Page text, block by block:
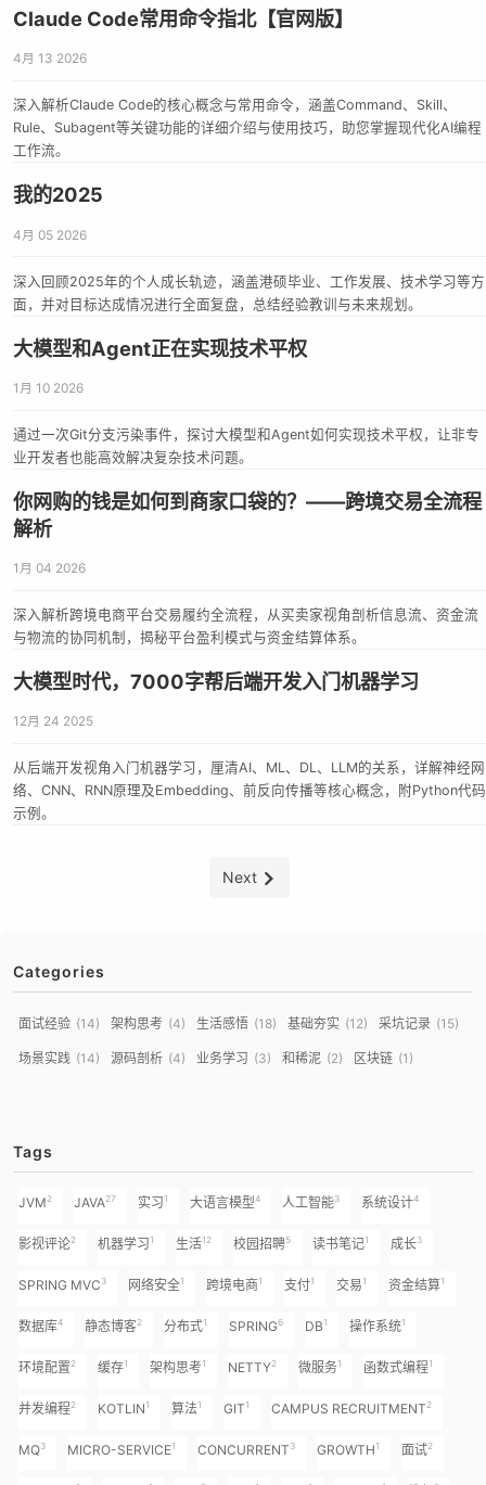
Claude Code常用命令指北【官网版】
4月 13 2026
深入解析Claude Code的核心概念与常用命令，涵盖Command、Skill、
Rule、Subagent等关键功能的详细介绍与使用技巧，助您掌握现代化AI编程
工作流。
我的2025
4月 05 2026
深入回顾2025年的个人成长轨迹，涵盖港硕毕业、工作发展、技术学习等方
面，并对目标达成情况进行全面复盘，总结经验教训与未来规划。
大模型和Agent正在实现技术平权
1月 10 2026
通过一次Git分支污染事件，探讨大模型和Agent如何实现技术平权，让非专
业开发者也能高效解决复杂技术问题。
你网购的钱是如何到商家口袋的？——跨境交易全流程
解析
1月 04 2026
深入解析跨境电商平台交易履约全流程，从买卖家视角剖析信息流、资金流
与物流的协同机制，揭秘平台盈利模式与资金结算体系。
大模型时代，7000字帮后端开发入门机器学习
12月 24 2025
从后端开发视角入门机器学习，厘清AI、ML、DL、LLM的关系，详解神经网
络、CNN、RNN原理及Embedding、前反向传播等核心概念，附Python代码
示例。
Next
Categories
面试经验 14 架构思考 4 生活感悟 18 基础夯实 12 采坑记录 15
场景实践 14 源码剖析 4 业务学习 3 和稀泥 2 区块链 1
Tags
JVM 2 JAVA27 实习 1 大语言模型4 人工智能3 系统设计4
影视评论2 机器学习 1 生活12 校园招聘5 读书笔记1 成长3
SPRING MVC 3 网络安全1 跨境电商1 支付1 交易 1 资金结算1
数据库4 静态博客2 分布式1 SPRING6 DB 1 操作系统1
环境配置 2 缓存1 架构思考1 NETTY2 微服务1 函数式编程1
并发编程2 KOTLIN 1 算法1 GIT 1 CAMPUS RECRUITMENT 2
MQ3 MICRO-SERVICE1 CONCURRENT 3 GROWTH 1 面试2